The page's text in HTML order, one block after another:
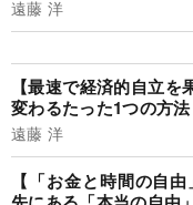
遠藤 洋
【最速で経済的自立
変わるたった1つの方法
遠藤 洋
【「お金と時間の自